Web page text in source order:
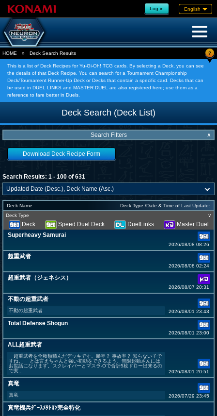
Log in English
HOME » Deck Search Results ?
This is a list of Deck Recipes for Yu-Gi-Oh! TCG cards. By selecting a Deck, you can see
the details of that Deck Recipe. You can search for a Tournament Championship
Deck/Tournament Runner-Up Deck or Decks that contain a specific card. Decks that can
be used in DUEL LINKS and MASTER DUEL are also registered here; use them as a
reference to fare better in Duels.
Deck Search (Deck List)
Search Filters ∧
Download Deck Recipe Form
Search Results: 1 - 100 of 631
Deck Name
Deck Type /Date & Time of Last Update:
Deck Type
∨
Deck Speed Duel Deck DuelLinks
Master Duel
Superheavy Samurai
2026/08/08 08:26
超重武者
2026/08/08 02:24
超重武者（ジェネシス）
2026/08/07 20:31
不動の超重武者
不動の超重武者 2026/08/01 23:43
Total Defense Shogun
2026/08/01 23:00
ALL超重武者
超重武者を全種類積んだデッキです。勝率？ 事故率？ 知らない子で
すね。 とは言えちゃんと強い初動をできるよう、無限起動さんには
お世話になります。スクレイパーとマスラ-Oで合計5枚ドロー出来るの
で実...
2026/08/01 20:51
真竜
真竜 2026/07/29 23:45
真竜機兵ﾀﾞｰｽﾒﾀﾄﾛﾝ完全特化